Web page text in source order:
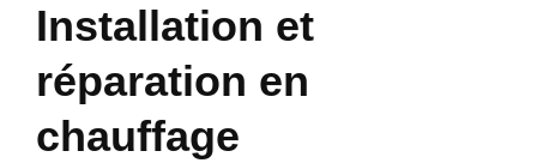
Installation et
réparation en
chauffage